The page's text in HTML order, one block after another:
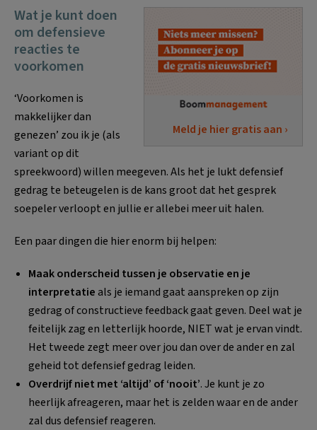
Meld je hier gratis aan ›
Wat je kunt doen
om defensieve
reacties te
voorkomen
‘Voorkomen is
makkelijker dan
genezen’ zou ik je (als
variant op dit
spreekwoord) willen meegeven. Als het je lukt defensief
gedrag te beteugelen is de kans groot dat het gesprek
soepeler verloopt en jullie er allebei meer uit halen.
Een paar dingen die hier enorm bij helpen:
Maak onderscheid tussen je observatie en je
interpretatieals je iemand gaat aanspreken op zijn
gedrag of constructieve feedback gaat geven. Deel wat je
feitelijk zag en letterlijk hoorde, NIET wat je ervan vindt.
Het tweede zegt meer over jou dan over de ander en zal
geheid tot defensief gedrag leiden.
Overdrijf niet met ‘altijd’ of ‘nooit’. Je kunt je zo
heerlijk afreageren, maar het is zelden waar en de ander
zal dus defensief reageren.